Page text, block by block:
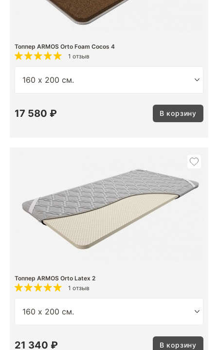
Топпер ARMOS Orto Foam Cocos 4
1 отзыв
17 580 ₽ В корзину
Топпер ARMOS Orto Latex 2
1 отзыв
21 340 ₽ В корзину